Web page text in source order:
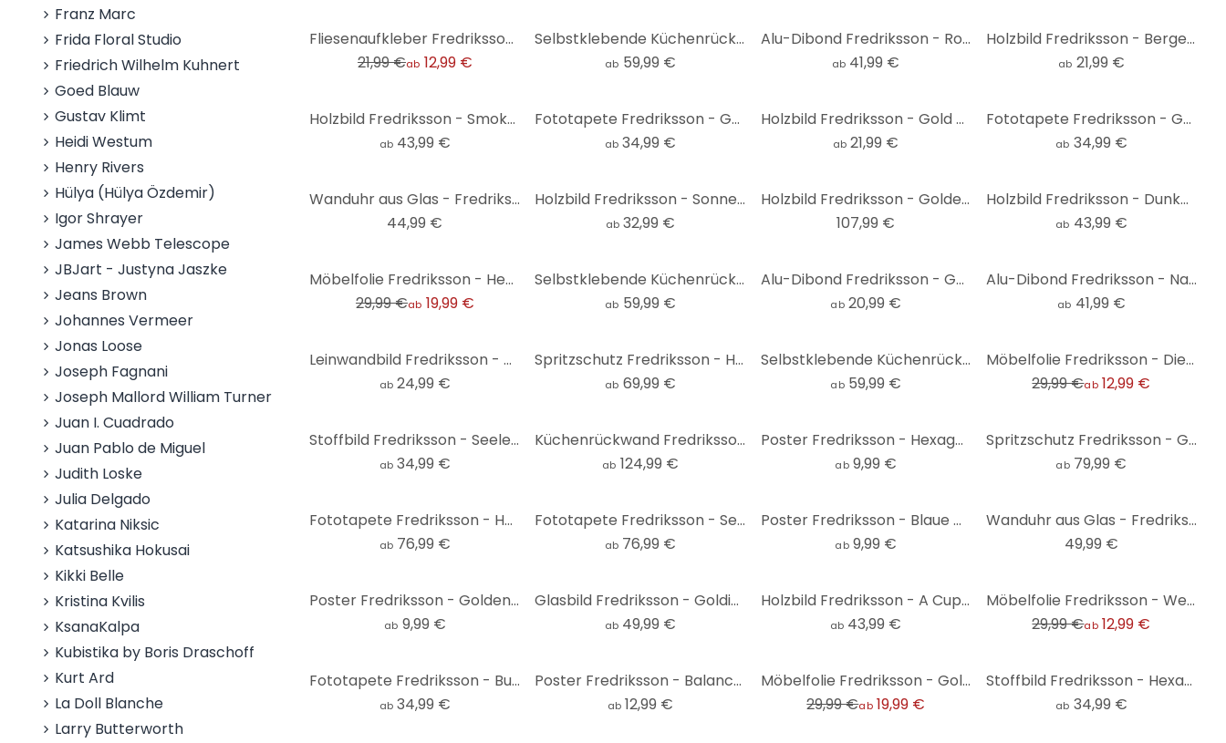
Franz Marc
Frida Floral Studio
Friedrich Wilhelm Kuhnert
Goed Blauw
Gustav Klimt
Heidi Westum
Henry Rivers
Hülya (Hülya Özdemir)
Igor Shrayer
James Webb Telescope
JBJart - Justyna Jaszke
Jeans Brown
Johannes Vermeer
Jonas Loose
Joseph Fagnani
Joseph Mallord William Turner
Juan I. Cuadrado
Juan Pablo de Miguel
Judith Loske
Julia Delgado
Katarina Niksic
Katsushika Hokusai
Kikki Belle
Kristina Kvilis
KsanaKalpa
Kubistika by Boris Draschoff
Kurt Ard
La Doll Blanche
Larry Butterworth
Fliesenaufkleber Fredriksson - Dunkelgrüner Smaragd - 12er Set
21,99 €ab 12,99 €
Selbstklebende Küchenrückwand Fredriksson - Blaue Geometrie
ab 59,99 €
Alu-Dibond Fredriksson - Rosa Himmel - Rund
ab 41,99 €
Holzbild Fredriksson - Berge im goldenen Mondlicht - Rund
ab 21,99 €
Holzbild Fredriksson - Smoky Cubes - Rund
ab 43,99 €
Fototapete Fredriksson - Goldene Tinte mit Nuancen in Rosé - Rund - Selbstklebend/Vlies
ab 34,99 €
Holzbild Fredriksson - Gold und Kupfer - Rund
ab 21,99 €
Fototapete Fredriksson - Gold und Kupfer - Rund - Selbstklebend/Vlies
ab 34,99 €
Wanduhr aus Glas - Fredriksson - Blaue Geometrie Ø30 cm
44,99 €
Holzbild Fredriksson - Sonnenuntergang
ab 32,99 €
Holzbild Fredriksson - Goldener Frost Set - Rund (3-teilig)
107,99 €
Holzbild Fredriksson - Dunkelgrüner Smaragd - Rund
ab 43,99 €
Möbelfolie Fredriksson - Hexagone: Blau und Weiß
29,99 €ab 19,99 €
Selbstklebende Küchenrückwand Fredriksson - Blau-grüner Edelstein
ab 59,99 €
Alu-Dibond Fredriksson - Goldene Hügel - Rund
ab 20,99 €
Alu-Dibond Fredriksson - Natürliche Abstraktion - Rund
ab 41,99 €
Leinwandbild Fredriksson - Kaffeetassen: Buntes Allerlei
ab 24,99 €
Spritzschutz Fredriksson - Hexagone: Blau und Gold
ab 69,99 €
Selbstklebende Küchenrückwand Fredriksson - Bunte Birnen
ab 59,99 €
Möbelfolie Fredriksson - Die Berge
29,99 €ab 12,99 €
Stoffbild Fredriksson - Seelenruhe - Panorama
ab 34,99 €
Küchenrückwand Fredriksson - Hexagone: Schwarz und Grau
ab 124,99 €
Poster Fredriksson - Hexagone: Gold und Kupfer
ab 9,99 €
Spritzschutz Fredriksson - Goldene Geometrie - Panorama
ab 79,99 €
Fototapete Fredriksson - Herbst in den Bergen
ab 76,99 €
Fototapete Fredriksson - Seelenruhe
ab 76,99 €
Poster Fredriksson - Blaue Geometrie
ab 9,99 €
Wanduhr aus Glas - Fredriksson - Sonnenuntergang - Ø 30 cm
49,99 €
Poster Fredriksson - Goldene Geometrie
ab 9,99 €
Glasbild Fredriksson - Goldige Spur im Nebel - Rund
ab 49,99 €
Holzbild Fredriksson - A Cup of Happiness - Rund
ab 43,99 €
Möbelfolie Fredriksson - Wellen
29,99 €ab 12,99 €
Fototapete Fredriksson - Burgunder und Bernstein - Rund - Selbstklebend/Vlies
ab 34,99 €
Poster Fredriksson - Balance - Rund
ab 12,99 €
Möbelfolie Fredriksson - Gold und Silber
29,99 €ab 19,99 €
Stoffbild Fredriksson - Hexagone: Gold und Kupfer - Panorama
ab 34,99 €